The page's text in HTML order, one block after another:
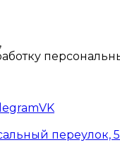
VK
переулок,